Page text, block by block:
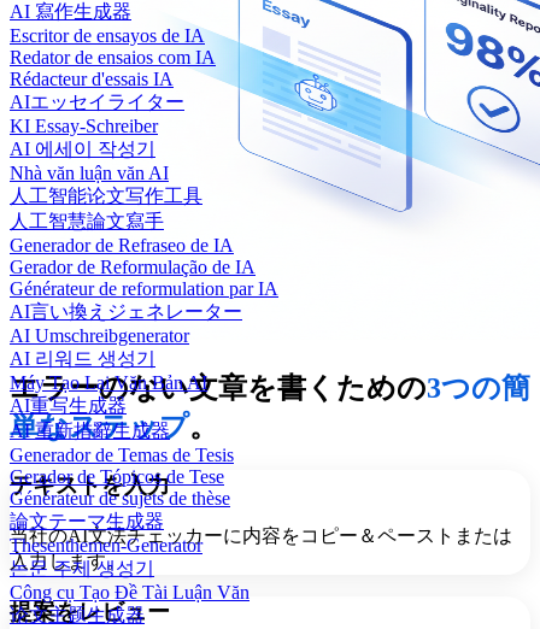
AI 寫作生成器
Escritor de ensayos de IA
Redator de ensaios com IA
Rédacteur d'essais IA
AIエッセイライター
KI Essay-Schreiber
AI 에세이 작성기
Nhà văn luận văn AI
人工智能论文写作工具
人工智慧論文寫手
Generador de Refraseo de IA
Gerador de Reformulação de IA
Générateur de reformulation par IA
AI言い換えジェネレーター
AI Umschreibgenerator
AI 리워드 생성기
Máy Tạo Lại Văn Bản AI
AI重写生成器
AI 重新措辭生成器
Generador de Temas de Tesis
Gerador de Tópicos de Tese
Générateur de sujets de thèse
論文テーマ生成器
Thesenthemen-Generator
논문 주제 생성기
Công cụ Tạo Đề Tài Luận Văn
论文主题生成器
エラーのない文章を書くための3つの簡
単なステップ。
テキストを入力
当社のAI文法チェッカーに内容をコピー＆ペーストまたは
入力します。
提案をレビュー